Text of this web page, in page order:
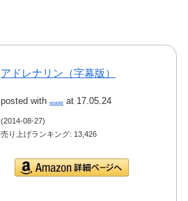
アドレナリン（字幕版）
posted with amazlet at 17.05.24
(2014-08-27)
売り上げランキング: 13,426